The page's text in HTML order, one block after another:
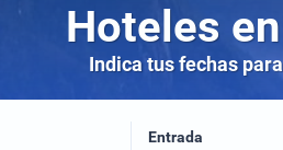
Hoteles
Indica tus fechas
Entrada